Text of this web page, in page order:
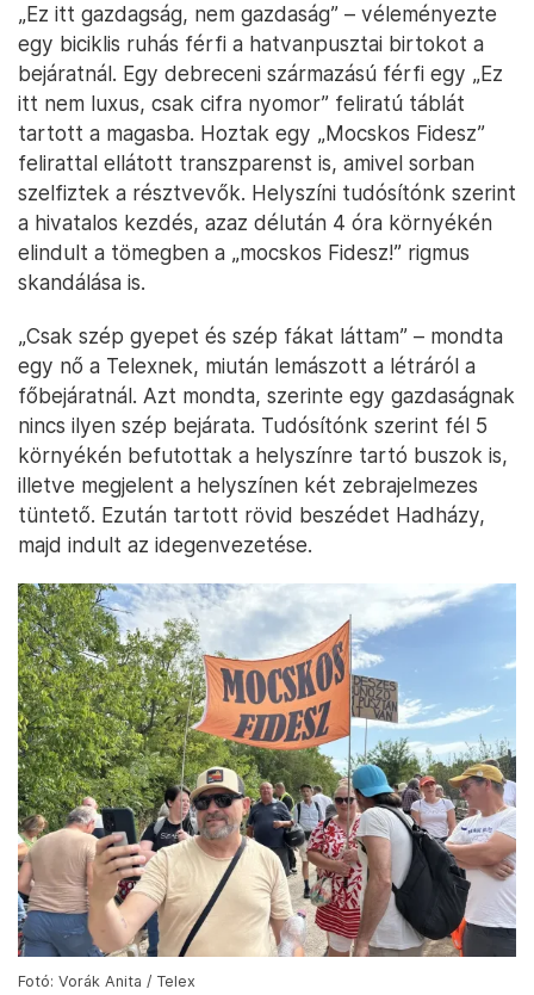
„Ez itt gazdagság, nem gazdaság” – véleményezte
egy biciklis ruhás férfi a hatvanpusztai birtokot a
bejáratnál. Egy debreceni származású férfi egy „Ez
itt nem luxus, csak cifra nyomor” feliratú táblát
tartott a magasba. Hoztak egy „Mocskos Fidesz”
felirattal ellátott transzparenst is, amivel sorban
szelfiztek a résztvevők. Helyszíni tudósítónk szerint
a hivatalos kezdés, azaz délután 4 óra környékén
elindult a tömegben a „mocskos Fidesz!” rigmus
skandálása is.
„Csak szép gyepet és szép fákat láttam” – mondta
egy nő a Telexnek, miután lemászott a létráról a
főbejáratnál. Azt mondta, szerinte egy gazdaságnak
nincs ilyen szép bejárata. Tudósítónk szerint fél 5
környékén befutottak a helyszínre tartó buszok is,
illetve megjelent a helyszínen két zebrajelmezes
tüntető. Ezután tartott rövid beszédet Hadházy,
majd indult az idegenvezetése.
Fotó: Vorák Anita / Telex